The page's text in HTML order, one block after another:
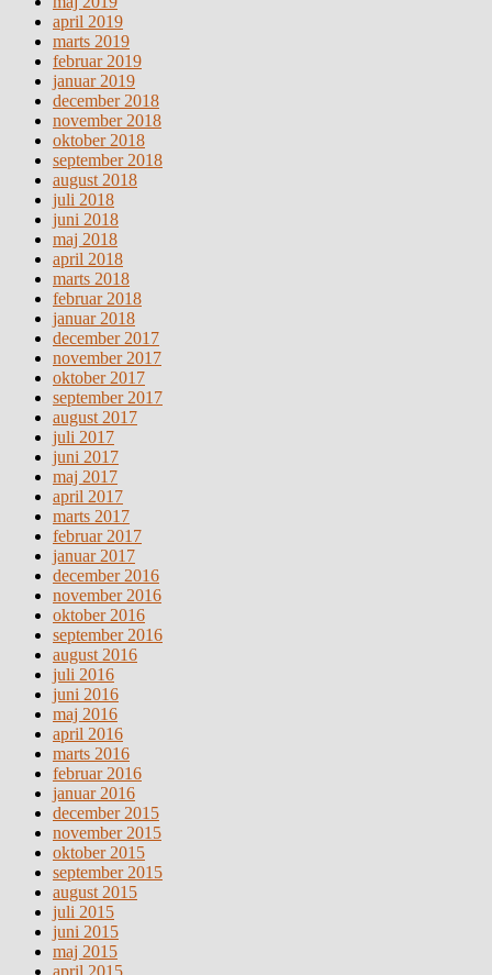
april 2019
marts 2019
februar 2019
januar 2019
december 2018
november 2018
oktober 2018
september 2018
august 2018
juli 2018
juni 2018
maj 2018
april 2018
marts 2018
februar 2018
januar 2018
december 2017
november 2017
oktober 2017
september 2017
august 2017
juli 2017
juni 2017
maj 2017
april 2017
marts 2017
februar 2017
januar 2017
december 2016
november 2016
oktober 2016
september 2016
august 2016
juli 2016
juni 2016
maj 2016
april 2016
marts 2016
februar 2016
januar 2016
december 2015
november 2015
oktober 2015
september 2015
august 2015
juli 2015
juni 2015
maj 2015
april 2015